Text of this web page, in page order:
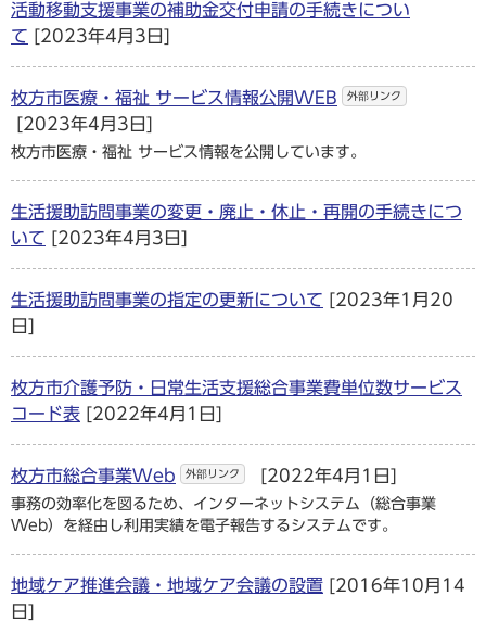
活動移動支援事業の補助金交付申請の手続きについ
て [2023年4月3日]
枚方市医療・福祉 サービス情報公開WEB 外部リンク
[2023年4月3日]
枚方市医療・福祉 サービス情報を公開しています。
生活援助訪問事業の変更・廃止・休止・再開の手続きにつ
いて [2023年4月3日]
生活援助訪問事業の指定の更新について [2023年1月20
日]
枚方市介護予防・日常生活支援総合事業費単位数サービス
コード表 [2022年4月1日]
枚方市総合事業Web 外部リンク [2022年4月1日]
事務の効率化を図るため、インターネットシステム（総合事業
Web）を経由し利用実績を電子報告するシステムです。
地域ケア推進会議・地域ケア会議の設置 [2016年10月14
日]